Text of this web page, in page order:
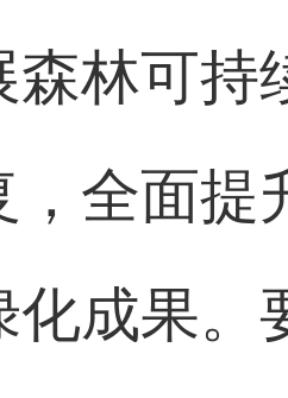
森林可持
，全面提
化成果。